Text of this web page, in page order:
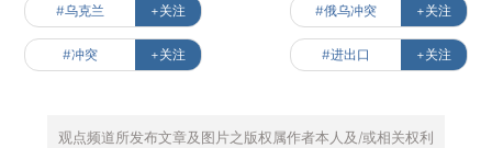
#乌克兰 +关注 #俄乌冲突 +关注
#冲突 +关注 #进出口 +关注
观点频道所发布文章及图片之版权属作者本人及/或相关权利